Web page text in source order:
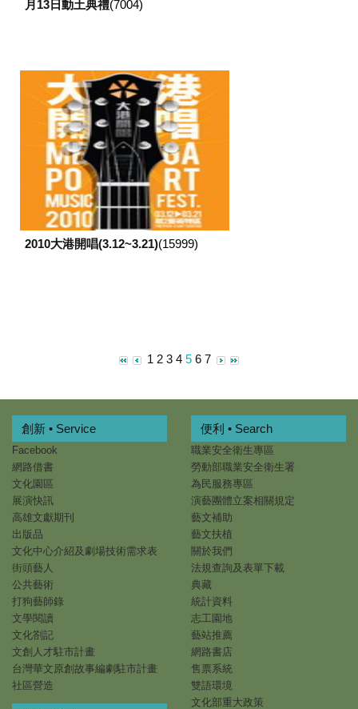
月13日動土典禮(7004)
2010大港開唱(3.12~3.21)(15999)
1 2 3 4 5 6 7
創新 • Service
Facebook
網路借書
文化園區
展演快訊
高雄文獻期刊
出版品
文化中心介紹及劇場技術需求表
街頭藝人
公共藝術
打狗藝師錄
文學閱讀
文化劄記
文創人才駐市計畫
台灣華文原創故事編劇駐市計畫
社區營造
便利 • Search
職業安全衛生專區
勞動部職業安全衛生署
為民服務專區
演藝團體立案相關規定
藝文補助
藝文扶植
關於我們
法規查詢及表單下載
典藏
統計資料
志工園地
藝站推薦
網路書店
售票系統
雙語環境
文化部重大政策